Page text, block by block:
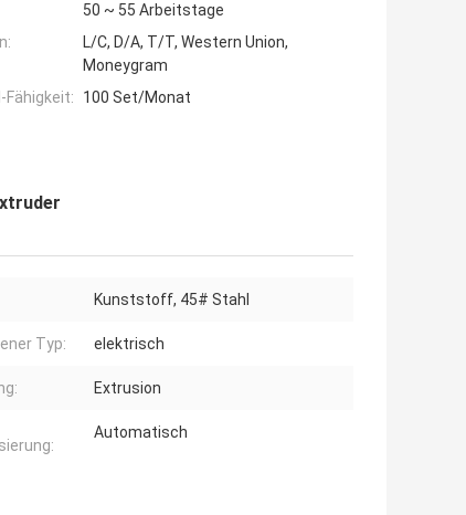
50 ~ 55 Arbeitstage
L/C, D/A, T/T, Western Union,
Moneygram
100 Set/Monat
Kunststoff, 45# Stahl
Typ: elektrisch
Extrusion
Automatisch